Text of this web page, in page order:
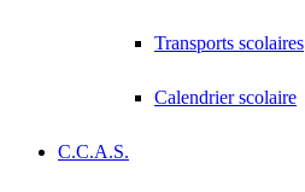
Transports scolaires
Calendrier scolaire
C.C.A.S.